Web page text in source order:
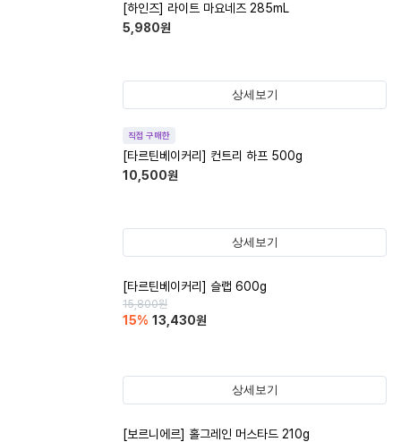
[하인즈] 라이트 마요네즈 285mL
5,980원
상세보기
직접 구매한
[타르틴베이커리] 컨트리 하프 500g
10,500원
상세보기
[타르틴베이커리] 슬랩 600g
15,800원
15% 13,430원
상세보기
[보르니에르] 홀그레인 머스타드 210g